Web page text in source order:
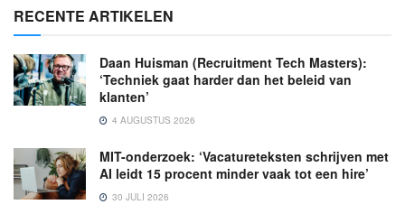
RECENTE ARTIKELEN
Daan Huisman (Recruitment Tech Masters):
‘Techniek gaat harder dan het beleid van
klanten’
4 AUGUSTUS 2026
MIT-onderzoek: ‘Vacatureteksten schrijven met
AI leidt 15 procent minder vaak tot een hire’
30 JULI 2026